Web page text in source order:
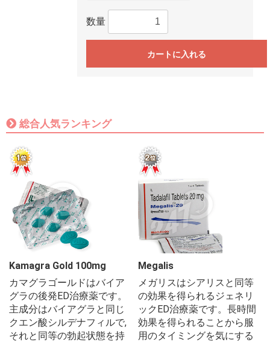
数量
カートに入れる
総合人気ランキング
Kamagra Gold 100mg
カマグラゴールドはバイア
グラの後発ED治療薬です。
主成分はバイアグラと同じ
クエン酸シルデナフィルで,
それと同等の勃起状態を持
Megalis
メガリスはシアリスと同等
の効果を得られるジェネリ
ックED治療薬です。長時間
効果を得られることから服
用のタイミングを気にする